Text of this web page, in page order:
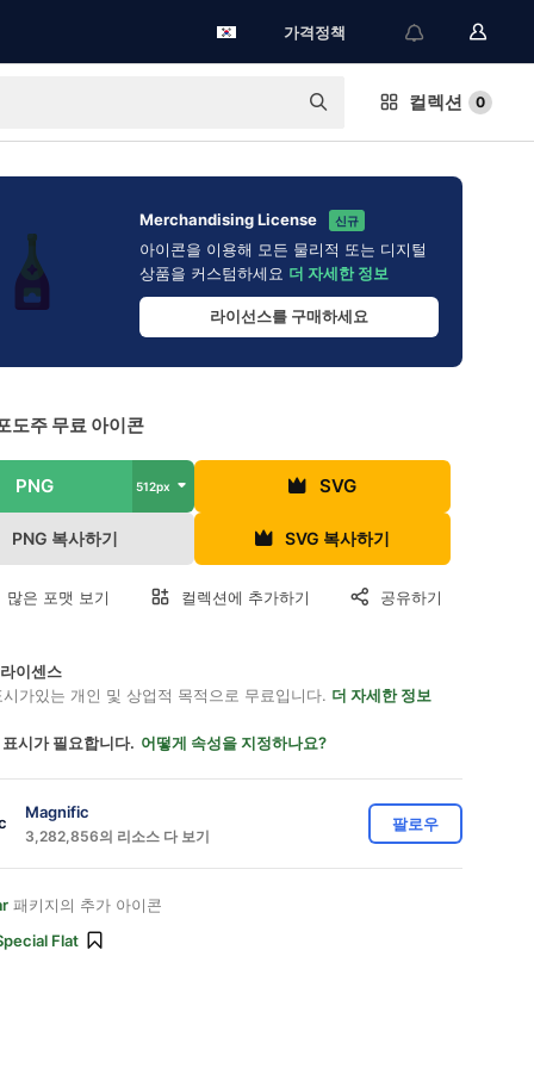
가격정책
컬렉션 0
Merchandising License 신규
아이콘을 이용해 모든 물리적 또는 디지털
상품을 커스텀하세요 더 자세한 정보
라이선스를 구매하세요
도주 무료 아이콘
PNG 512px SVG
PNG 복사하기 SVG 복사하기
많은 포맷 보기 컬렉션에 추가하기 공유하기
이센스
가있는 개인 및 상업적 목적으로 무료입니다. 더 자세한 정보
시가 필요합니다. 어떻게 속성을 지정하나요?
Magnific
3,282,856의 리소스 다 보기
팔로우
패키지의 추가 아이콘
Flat